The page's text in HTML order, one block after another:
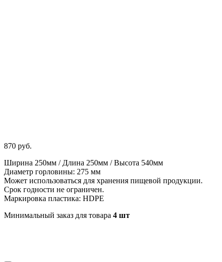
870 руб.
Ширина 250мм / Длина 250мм / Высота 540мм
Диаметр горловины: 275 мм
Может использоваться для хранения пищевой продукции.
Срок годности не ограничен.
Маркировка пластика: HDPE
Минимальный заказ для товара 4 шт